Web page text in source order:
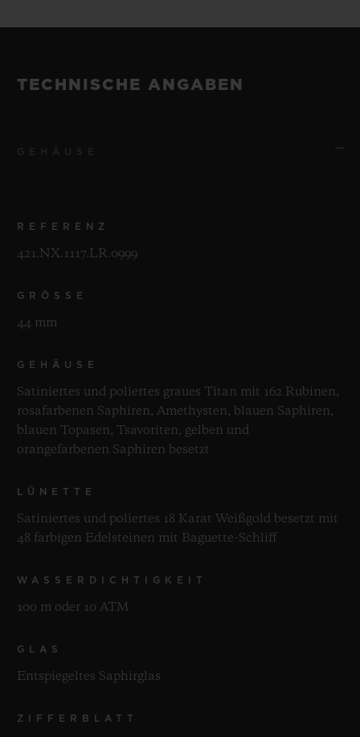
TECHNISCHE ANGABEN
REFERENZ
421.NX.1117.LR.0999
GRÖSSE
44 mm
GEHÄUSE
Satiniertes und poliertes graues Titan mit 162 Rubinen,
rosafarbenen Saphiren, Amethysten, blauen Saphiren,
blauen Topasen, Tsavoriten, gelben und
orangefarbenen Saphiren besetzt
LÜNETTE
Satiniertes und poliertes 18 Karat Weißgold besetzt mit
48 farbigen Edelsteinen mit Baguette-Schliff
WASSERDICHTIGKEIT
100 m oder 10 ATM
GLAS
Entspiegeltes Saphirglas
ZIFFERBLATT